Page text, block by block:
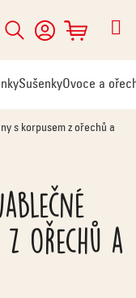
Hledat
NÁKUPNÍ
KOŠÍK
SušenkyOvoce a
s korpusem z ořechů a
ořechů a